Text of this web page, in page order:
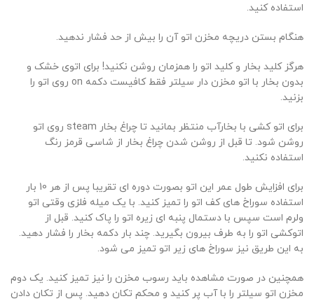
استفاده کنید.
هنگام بستن دریچه مخزن اتو آن را بیش از حد فشار ندهید.
هرگز کلید بخار و کلید اتو را همزمان روشن نکنید! برای اتوی خشک و
بدون بخار با اتو مخزن دار سیلتر فقط کافیست دکمه on روی اتو را
بزنید.
برای اتو کشی با بخارآب منتظر بمانید تا چراغ بخار steam روی اتو
روشن شود. تا قبل از روشن شدن چراغ بخار از شاسی قرمز رنگ
استفاده نکنید.
برای افزایش طول عمر این اتو بصورت دوره ای تقریبا پس از هر 10 بار
استفاده سوراخ های کف اتو را تمیز کنید. با یک میله فلزی وقتی اتو
ولرم است سپس با دستمال پنبه ای زیره اتو را پاک کنید. قبل از
اتوکشی اتو را به طرف بیرون بگیرید. چند بار دکمه بخار را فشار دهید.
به این طریق نیز سوراخ های زیر اتو تمیز می شود.
همچنین در صورت مشاهده باید رسوب مخزن را نیز تمیز کنید. یک دوم
مخزن اتو سیلتر را با آب پر کنید و محکم تکان دهید. پس از تکان دادن